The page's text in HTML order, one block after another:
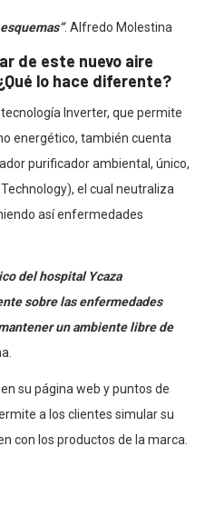
. Alfredo Molestina
de este nuevo aire
lo hace diferente?
Inverter, que permite
energético, también cuenta
purificador ambiental, único,
el cual neutraliza
así enfermedades
del hospital Ycaza
sobre las enfermedades
un ambiente libre de
su página web y puntos de
a los clientes simular su
con los productos de la marca.